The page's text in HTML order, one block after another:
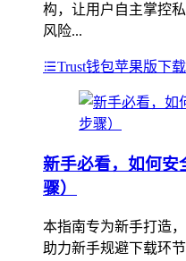
构，让用户自主掌控
风险...
Trust钱包苹果版下载
新手必看，如何安
骤）
本指南专为新手打造
助力新手规避下载环